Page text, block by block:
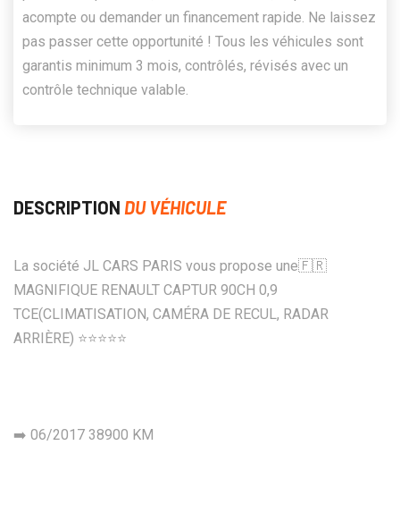
acompte ou demander un financement rapide. Ne laissez
pas passer cette opportunité ! Tous les véhicules sont
garantis minimum 3 mois, contrôlés, révisés avec un
contrôle technique valable.
DESCRIPTION DU VÉHICULE
La société JL CARS PARIS vous propose une🇫🇷
MAGNIFIQUE RENAULT CAPTUR 90CH 0,9
TCE(CLIMATISATION, CAMÉRA DE RECUL, RADAR
ARRIÈRE) ⭐️⭐️⭐️⭐️⭐️
➡️ 06/2017 38900 KM